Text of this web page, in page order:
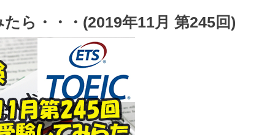
ら・・・(2019年11月 第245回)